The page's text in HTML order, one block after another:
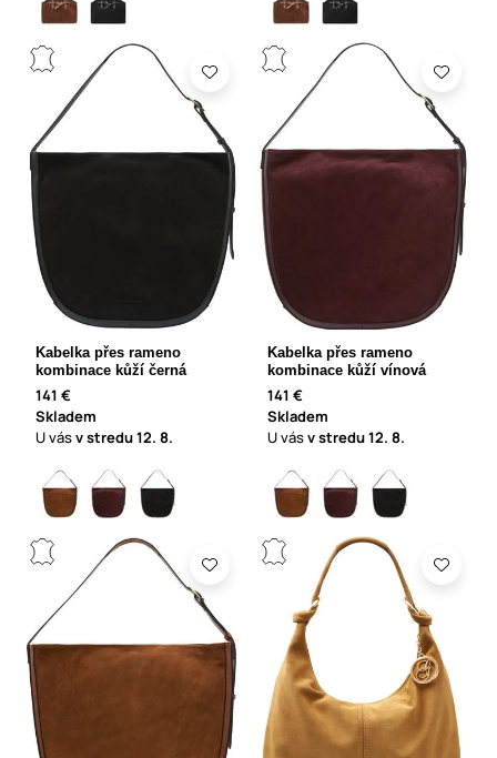
Kabelka přes rameno
kombinace kůží černá
141 €
Skladem
U vásv stredu12. 8.
Kabelka přes rameno
kombinace kůží vínová
141 €
Skladem
U vásv stredu12. 8.